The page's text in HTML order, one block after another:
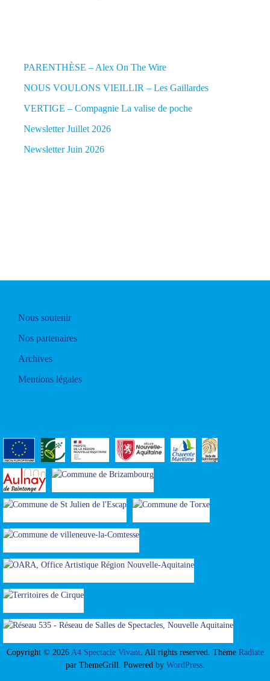
PARENTHÈSE – Alex On The Wire
NOUS VOULONS VIEILLIR – Les Gaillardes
VERTIGE – Compagnie La valise de poche
Newsletter Juillet 2026
Newsletter Juin 2026
Nous soutenir
Nos partenaires
Archives
Mentions légales
Copyright © 2026 A4 Spectacle Vivant. All rights reserved. Thème Radiate
par ThemeGrill. Powered by WordPress.